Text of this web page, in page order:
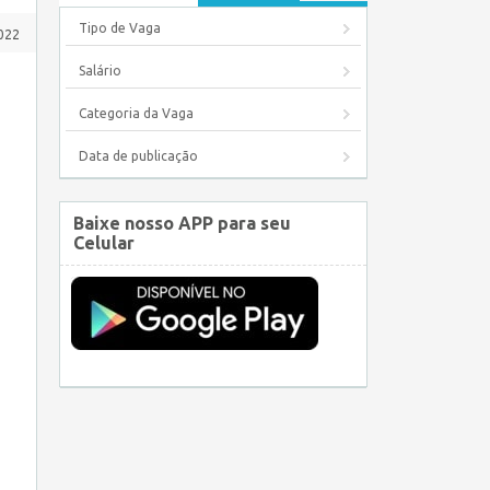
Tipo de Vaga
Salário
Categoria da Vaga
Data de publicação
Baixe nosso APP para seu
Celular